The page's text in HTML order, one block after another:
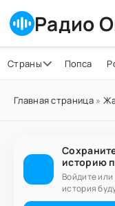
Радио
Страны Попса
Главная страница»
историю
Войдите
история